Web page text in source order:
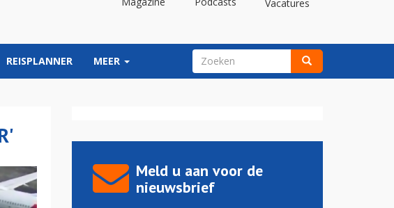
Vacatures
REISPLANNER MEER ZOEKVELD
Meld u aan voor de
nieuwsbrief